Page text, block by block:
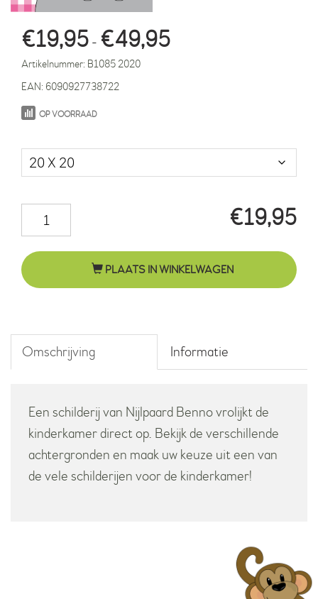
€19,95 - €49,95
Artikelnummer: B1085 2020
EAN: 6090927738722
OP VOORRAAD
€19,95
Benno
roze
PLAATS IN WINKELWAGEN
Omschrijving Informatie
Een schilderij van Nijlpaard Benno vrolijkt de
kinderkamer direct op. Bekijk de verschillende
achtergronden en maak uw keuze uit een van
de vele schilderijen voor de kinderkamer!